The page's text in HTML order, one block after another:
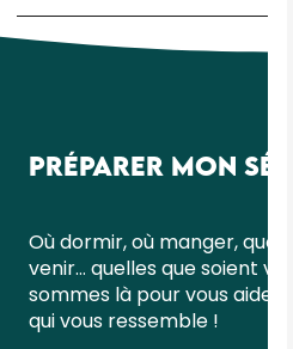
PRÉPARER MON
Où dormir, où manger,
venir… quelles que soient vos
sommes là pour vous aider
qui vous ressemble !